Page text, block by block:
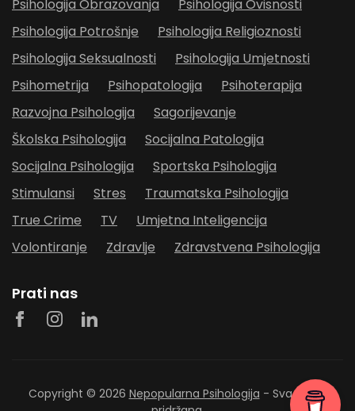
Psihologija Obrazovanja
Psihologija Ovisnosti
Psihologija Potrošnje
Psihologija Religioznosti
Psihologija Seksualnosti
Psihologija Umjetnosti
Psihometrija
Psihopatologija
Psihoterapija
Razvojna Psihologija
Sagorijevanje
Školska Psihologija
Socijalna Patologija
Socijalna Psihologija
Sportska Psihologija
Stimulansi
Stres
Traumatska Psihologija
True Crime
TV
Umjetna Inteligencija
Volontiranje
Zdravlje Zdravstvena Psihologija
Prati nas
Copyright © 2026 Nepopularna Psihologija - Sva prava